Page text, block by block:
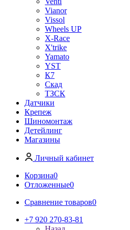
Vianor
Vissol
Wheels UP
X-Race
X'trike
Yamato
YST
К7
Скад
ТЗСК
Датчики
Крепеж
Шиномонтаж
Детейлинг
Магазины
Личный кабинет
Корзина0
Отложенные0
Сравнение товаров0
+7 920 270-83-81